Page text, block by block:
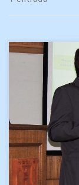
Con la
temáticos
afectadas por